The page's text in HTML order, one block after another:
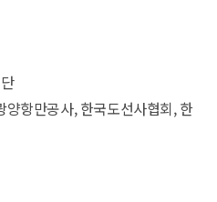
항만공사, 한국도선사협회, 한